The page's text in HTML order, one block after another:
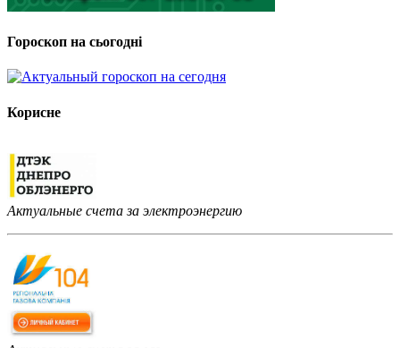
Гороскоп на сьогодні
Корисне
Актуальные счета за электроэнергию